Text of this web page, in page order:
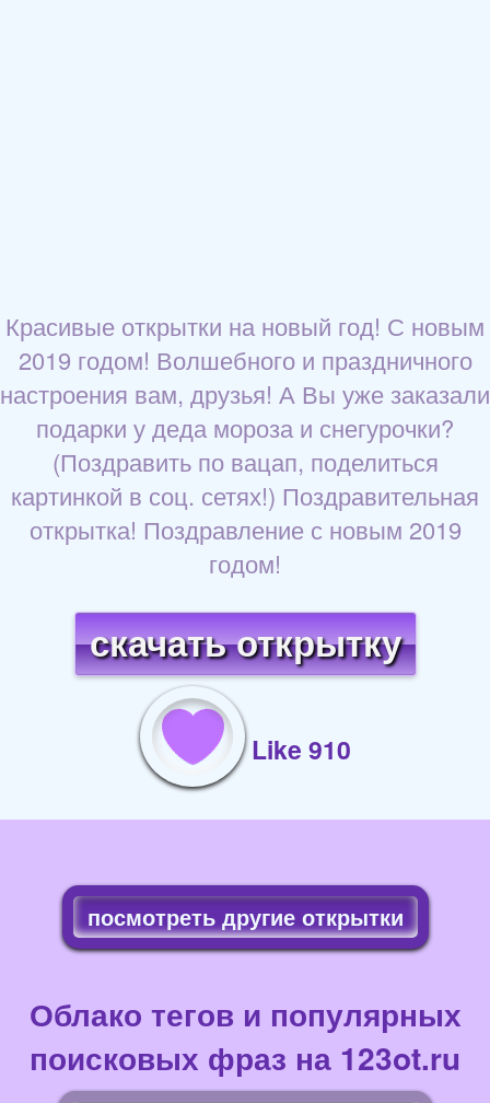
Красивые открытки на новый год! С новым
2019 годом! Волшебного и праздничного
настроения вам, друзья! А Вы уже заказали
подарки у деда мороза и снегурочки?
(Поздравить по вацап, поделиться
картинкой в соц. сетях!) Поздравительная
открытка! Поздравление с новым 2019
годом!
скачать открытку
Like 910
посмотреть другие открытки
Облако тегов и популярных
поисковых фраз на 123ot.ru